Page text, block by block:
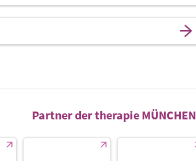
Partner der therapie MÜNCHEN